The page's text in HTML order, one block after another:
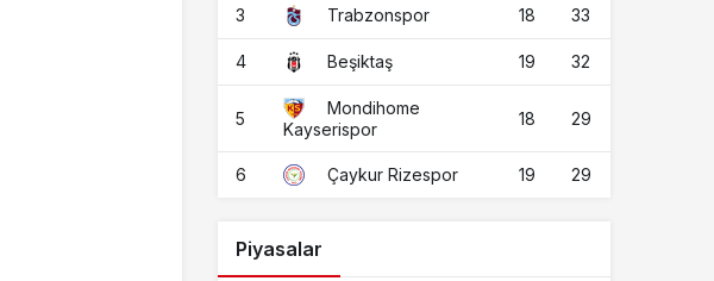
3 Trabzonspor 18 33
4 Beşiktaş 19 32
5
Mondihome
Kayserispor
18 29
6 Çaykur Rizespor 19 29
Piyasalar